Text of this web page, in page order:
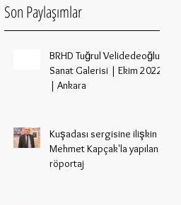
Son Paylaşımlar
BRHD Tuğrul Velidedeoğlu
Sanat Galerisi | Ekim 2022
| Ankara
Kuşadası sergisine ilişkin
Mehmet Kapçak'la yapılan
röportaj